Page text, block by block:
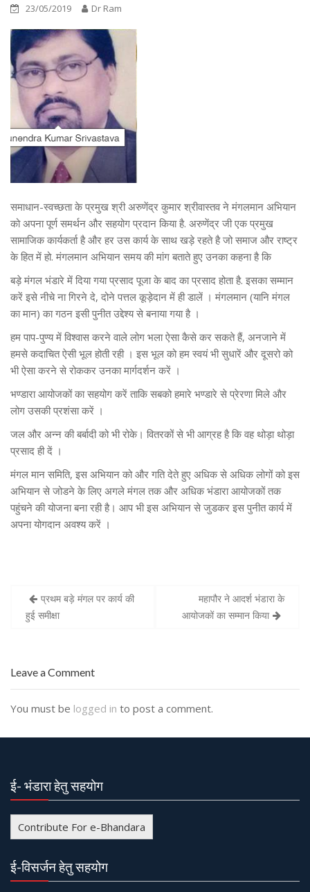
23/05/2019 Dr Ram
समाधान-स्वच्छता के प्रमुख श्री अरुणेंद्र कुमार श्रीवास्तव ने मंगलमान अभियान
को अपना पूर्ण समर्थन और सहयोग प्रदान किया है. अरुणेंद्र जी एक प्रमुख
सामाजिक कार्यकर्ता है और हर उस कार्य के साथ खड़े रहते है जो समाज और राष्ट्र
के हित में हो. मंगलमान अभियान समय की मांग बताते हुए उनका कहना है कि
बड़े मंगल भंडारे में दिया गया प्रसाद पूजा के बाद का प्रसाद होता है. इसका सम्मान
करें इसे नीचे ना गिरने दे, दोने पत्तल कूड़ेदान में ही डालें । मंगलमान (यानि मंगल
का मान) का गठन इसी पुनीत उद्देश्य से बनाया गया है ।
हम पाप-पुण्य में विश्वास करने वाले लोग भला ऐसा कैसे कर सकते हैं, अनजाने में
हमसे कदाचित ऐसी भूल होती रही । इस भूल को हम स्वयं भी सुधारें और दूसरो को
भी ऐसा करने से रोककर उनका मार्गदर्शन करें ।
भण्डारा आयोजकों का सहयोग करें ताकि सबको हमारे भण्डारे से प्रेरणा मिले और
लोग उसकी प्रशंसा करें ।
जल और अन्न की बर्बादी को भी रोके। वितरकों से भी आग्रह है कि वह थोड़ा थोड़ा
प्रसाद ही दें ।
मंगल मान समिति, इस अभियान को और गति देते हुए अधिक से अधिक लोगों को इस
अभियान से जोडने के लिए अगले मंगल तक और अधिक भंडारा आयोजकों तक
पहुंचने की योजना बना रही है। आप भी इस अभियान से जुडकर इस पुनीत कार्य में
अपना योगदान अवश्य करें ।
t
n
a
v
g
a
t
i
o
n
प्रथम बड़े मंगल पर कार्य की
हुई समीक्षा
महापौर ने आदर्श भंडारा के
आयोजकों का सम्मान किया
Leave a Comment
You must be logged in to post a comment.
ई- भंडारा हेतु सहयोग
Contribute For e-Bhandara
ई-विसर्जन हेतु सहयोग